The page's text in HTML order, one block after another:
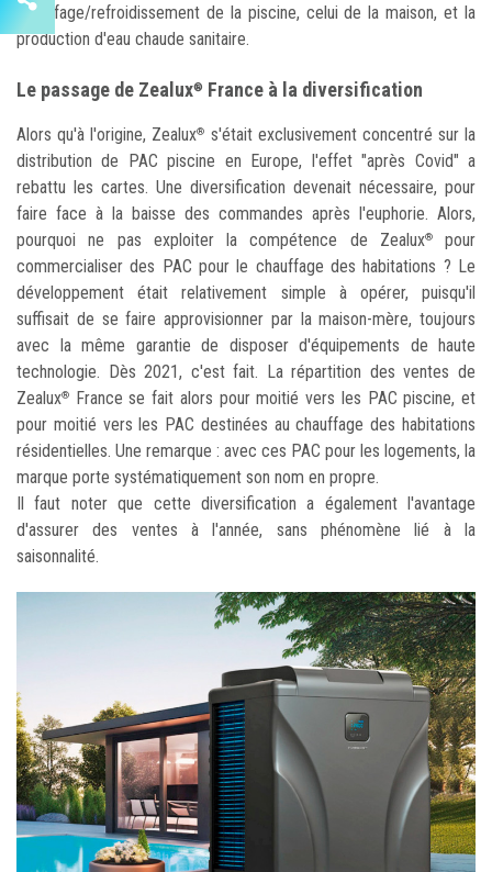
chauffage/refroidissement de la piscine, celui de la maison, et la
production d'eau chaude sanitaire.
Le passage de Zealux® France à la diversification
Alors qu'à l'origine, Zealux® s'était exclusivement concentré sur la
distribution de PAC piscine en Europe, l'effet "après Covid" a
rebattu les cartes. Une diversification devenait nécessaire, pour
faire face à la baisse des commandes après l'euphorie. Alors,
pourquoi ne pas exploiter la compétence de Zealux®pour
commercialiser des PAC pour le chauffage des habitations ? Le
développement était relativement simple à opérer, puisqu'il
suffisait de se faire approvisionner par la maison-mère, toujours
avec la même garantie de disposer d'équipements de haute
technologie. Dès 2021, c'est fait. La répartition des ventes de
Zealux®
France se fait alors pour moitié vers les PAC piscine, et
pour moitié vers les PAC destinées au chauffage des habitations
résidentielles. Une remarque : avec ces PAC pour les logements, la
marque porte systématiquement son nom en propre.
Il faut noter que cette diversification a également l'avantage
d'assurer des ventes à l'année, sans phénomène lié à la
saisonnalité.